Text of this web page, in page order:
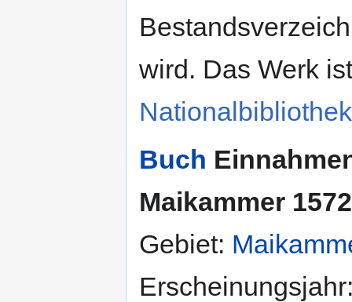
wird. Das Werk
Nationalbibliothek
Buch
Maikammer 1572
Gebiet: